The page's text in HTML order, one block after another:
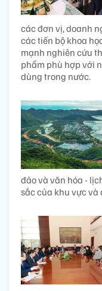
các đơn vị, doanh
các tiến bộ khoa
mạnh nghiên cứu
phẩm phù hợp với
dùng trong nước.
đảo và văn hóa -
sắc của khu vực và